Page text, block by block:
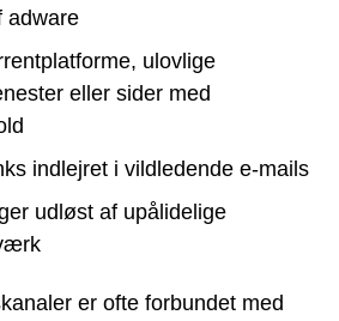
adware
ulovlige
eller sider med
indlejret i vildledende e-mails
udløst af upålidelige
er ofte forbundet med